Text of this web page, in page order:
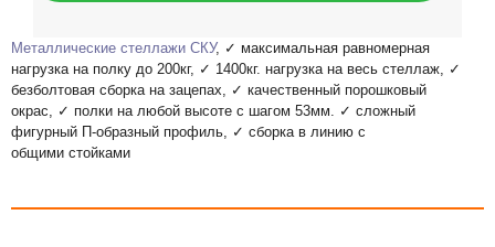
Металлические стеллажи СКУ, ✓ максимальная равномерная
нагрузка на полку до 200кг, ✓ 1400кг. нагрузка на весь стеллаж, ✓
безболтовая сборка на зацепах, ✓ качественный порошковый
окрас, ✓ полки на любой высоте с шагом 53мм. ✓ сложный
фигурный П-образный профиль, ✓ сборка в линию с
общими стойками